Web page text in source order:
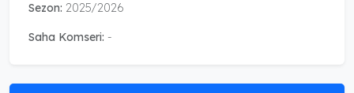
Sezon: 2025/2026
Saha Komseri: -